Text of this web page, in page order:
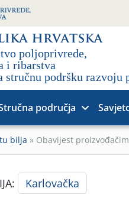
područja
bilja » Obavijest
Karlovačka